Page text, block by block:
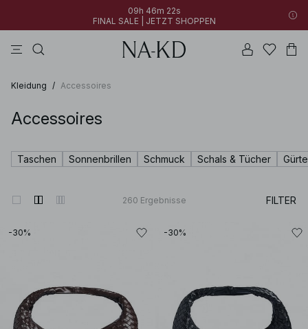
09h 46m 20s
FINAL SALE | JETZT SHOPPEN
09h 46m 20s
FINAL SALE | JETZT SHOPPEN
30% RABATT AUF ALLES | JETZT SHOPPEN
Kleidung / Accessoires
Accessoires
Taschen Sonnenbrillen Schmuck Schals & Tücher
260 Ergebnisse FILTER
-30% -30%